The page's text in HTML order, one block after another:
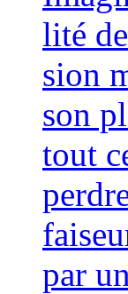
li­té
sion
son
tout
par